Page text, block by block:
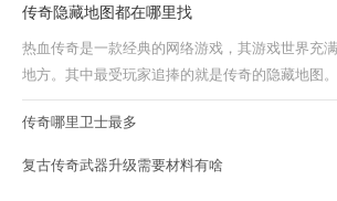
传奇隐藏地图都在哪里找
热血传奇是一款经典的网络游戏，其游戏世界充
地方。其中最受玩家追捧的就是传奇的隐藏地图
但探险者们仍不断寻找着它们，希望从中探...
传奇哪里卫士最多
复古传奇武器升级需要材料有啥